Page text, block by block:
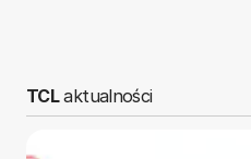
TCLaktualności